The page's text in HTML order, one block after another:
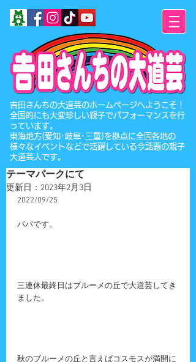
​吉田さんちの大道芸のホームページへようこそ！
全国的にも大変珍しい親子でパフォーマンスを行
っています。
東海地方(愛知･岐阜･三重)を拠点に全国各地の
様々なイベントなどで活躍している今話題の親子
大道芸人です。
テーマパークにて
更新日： 2023年2月3日
2022/09/25
パパです。
三連休最終日はブルーメの丘で大道芸してき
ました。
秋のブルーメの丘と言えばコスモスが満開に